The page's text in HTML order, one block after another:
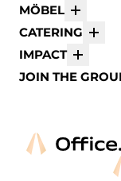
MÖBEL
CATERING
IMPACT
JOIN THE